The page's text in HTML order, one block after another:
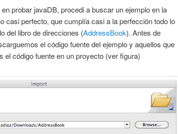
probar javaDB, procedi a buscar un ejemplo en la
casi perfecto, que cumplía casi a la perfección todo lo
del libro de direcciones (AddressBook). Antes de
el código fuente del ejemplo y aquellos que
el código fuente en un proyecto (ver figura)